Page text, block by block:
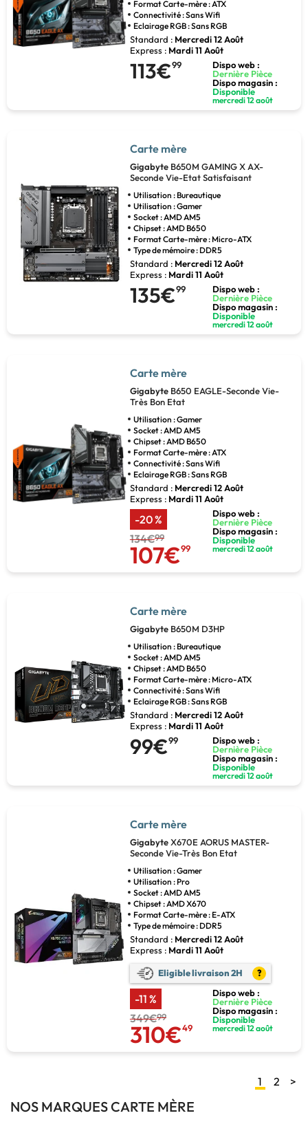
Format Carte-mère : ATX
Connectivité : Sans Wifi
Eclairage RGB : Sans RGB
Standard : Mercredi 12 Août
Express : Mardi 11 Août
113€99
Dispo web :
Dernière Pièce
Dispo magasin :
Disponible
mercredi 12 août
Carte mère
Gigabyte B650M GAMING X AX-
Seconde Vie-Etat Satisfaisant
Utilisation : Bureautique
Utilisation : Gamer
Socket : AMD AM5
Chipset : AMD B650
Format Carte-mère : Micro-ATX
Type de mémoire : DDR5
Standard : Mercredi 12 Août
Express : Mardi 11 Août
135€99
Dispo web :
Dernière Pièce
Dispo magasin :
Disponible
mercredi 12 août
Carte mère
Gigabyte B650 EAGLE-Seconde Vie-
Très Bon Etat
Utilisation : Gamer
Socket : AMD AM5
Chipset : AMD B650
Format Carte-mère : ATX
Connectivité : Sans Wifi
Eclairage RGB : Sans RGB
Standard : Mercredi 12 Août
Express : Mardi 11 Août
-20 %
134€99
107€99
Dispo web :
Dernière Pièce
Dispo magasin :
Disponible
mercredi 12 août
Carte mère
Gigabyte B650M D3HP
Utilisation : Bureautique
Socket : AMD AM5
Chipset : AMD B650
Format Carte-mère : Micro-ATX
Connectivité : Sans Wifi
Eclairage RGB : Sans RGB
Standard : Mercredi 12 Août
Express : Mardi 11 Août
99€99
Dispo web :
Dernière Pièce
Dispo magasin :
Disponible
mercredi 12 août
Carte mère
GigabyteX670E AORUS MASTER-
Seconde Vie-Très Bon Etat
Utilisation : Gamer
Utilisation : Pro
Socket : AMD AM5
Chipset : AMD X670
Format Carte-mère : E-ATX
Type de mémoire : DDR5
Standard : Mercredi 12 Août
Express : Mardi 11 Août
Eligible livraison 2H ?
-11 %
349€99
310€49
Dispo web :
Dernière Pièce
Dispo magasin :
Disponible
mercredi 12 août
1 2 >
NOS MARQUES CARTE MÈRE